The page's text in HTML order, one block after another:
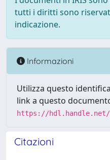
tutti i diritti sono
indicazione.
Informazioni
Utilizza questo
link a questo
https://hdl.handle.net/
Citazioni